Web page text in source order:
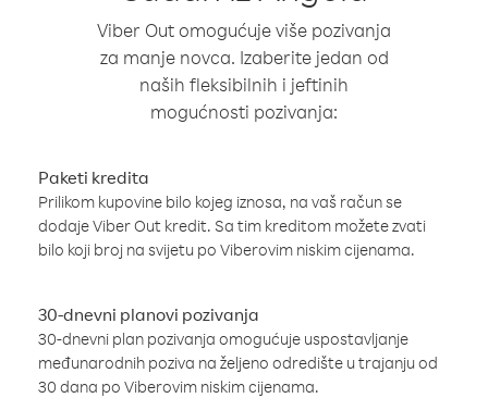
Viber Out omogućuje više pozivanja
za manje novca. Izaberite jedan od
naših fleksibilnih i jeftinih
mogućnosti pozivanja:
Paketi kredita
Prilikom kupovine bilo kojeg iznosa, na vaš račun se
dodaje Viber Out kredit. Sa tim kreditom možete zvati
bilo koji broj na svijetu po Viberovim niskim cijenama.
30-dnevni planovi pozivanja
30-dnevni plan pozivanja omogućuje uspostavljanje
međunarodnih poziva na željeno odredište u trajanju od
30 dana po Viberovim niskim cijenama.